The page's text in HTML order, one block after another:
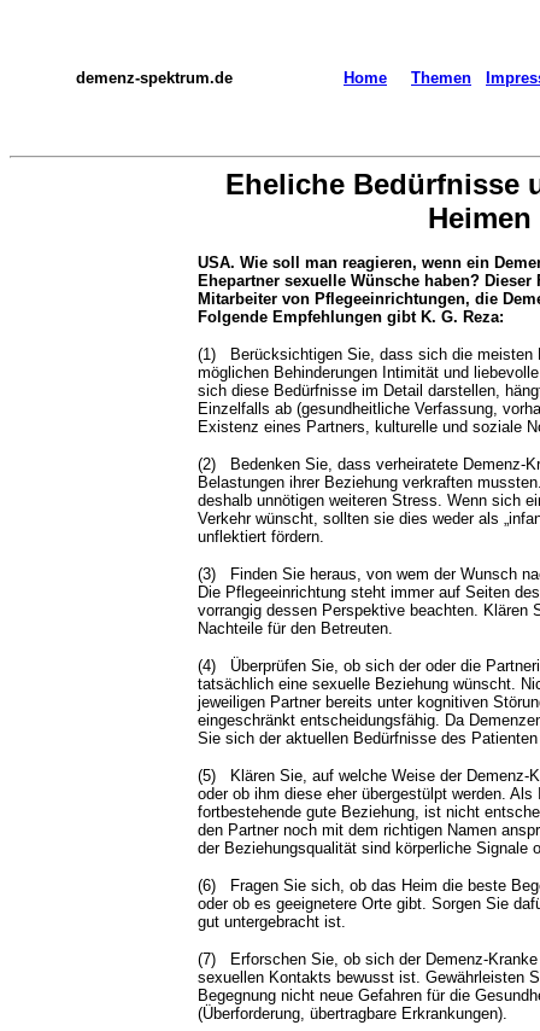
demenz-spektrum.de Home Themen
Eheliche Bedürfnisse
Heimen
USA. Wie soll man reagieren, wenn ein
Ehepartner sexuelle Wünsche haben?
Mitarbeiter von Pflegeeinrichtungen, die
Folgende Empfehlungen gibt K. G. Reza:
(1)
Berücksichtigen Sie, dass sich die meisten
möglichen Behinderungen Intimität und
sich diese Bedürfnisse im Detail darstellen,
Einzelfalls ab (gesundheitliche Verfassung,
Existenz eines Partners, kulturelle und soziale
(2)
Bedenken Sie, dass verheiratete Demenz-
Belastungen ihrer Beziehung verkraften
deshalb unnötigen weiteren Stress. Wenn sich
Verkehr wünscht, sollten sie dies weder als
unflektiert fördern.
(3)
Finden Sie heraus, von wem der Wunsch
Die Pflegeeinrichtung steht immer auf Seiten
vorrangig dessen Perspektive beachten. Klären
Nachteile für den Betreuten.
(4)
Überprüfen Sie, ob sich der oder die
tatsächlich eine sexuelle Beziehung wünscht.
jeweiligen Partner bereits unter kognitiven
eingeschränkt entscheidungsfähig. Da
Sie sich der aktuellen Bedürfnisse des
(5)
Klären Sie, auf welche Weise der Demenz-
oder ob ihm diese eher übergestülpt werden. Als
fortbestehende gute Beziehung, ist nicht
den Partner noch mit dem richtigen Namen
der Beziehungsqualität sind körperliche Signale
(6)
Fragen Sie sich, ob das Heim die beste
oder ob es geeignetere Orte gibt. Sorgen Sie
gut untergebracht ist.
(7)
Erforschen Sie, ob sich der Demenz-
sexuellen Kontakts bewusst ist. Gewährleisten
Begegnung nicht neue Gefahren für die
(Überforderung, übertragbare Erkrankungen).